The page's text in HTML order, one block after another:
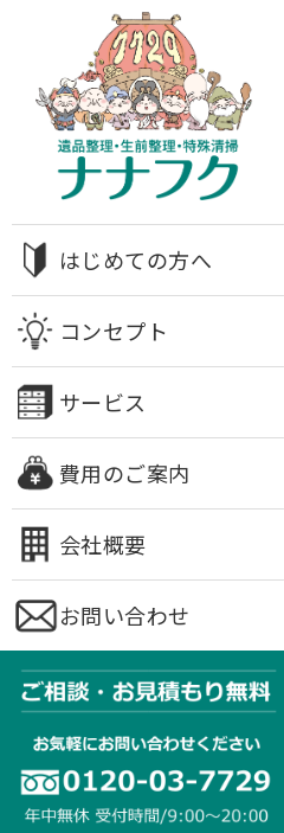
はじめての方へ
コンセプト
サービス
費用のご案内
会社概要
お問い合わせ